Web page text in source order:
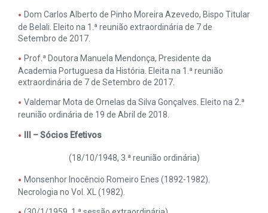
Dom Carlos Alberto de Pinho Moreira Azevedo, Bispo Titular
de Belali. Eleito na 1.ª reunião extraordinária de 7 de
Setembro de 2017.
Prof.ª Doutora Manuela Mendonça, Presidente da
Academia Portuguesa da História. Eleita na 1.ª reunião
extraordinária de 7 de Setembro de 2017.
Valdemar Mota de Ornelas da Silva Gonçalves. Eleito na 2.ª
reunião ordinária de 19 de Abril de 2018.
III – Sócios Efetivos
(18/10/1948, 3.ª reunião ordinária)
Monsenhor Inocêncio Romeiro Enes (1892-1982).
Necrologia no Vol. XL (1982).